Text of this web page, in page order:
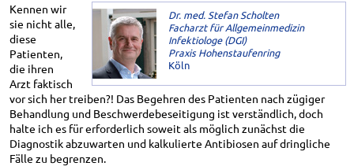
Dr. med. Stefan Scholten
Facharzt für Allgemeinmedizin
Infektiologe (DGI)
Praxis Hohenstaufenring
Köln
Kennen wir
sie nicht alle,
diese
Patienten,
die ihren
Arzt faktisch
vor sich her treiben?! Das Begehren des Patienten nach zügiger
Behandlung und Beschwerdebeseitigung ist verständlich, doch
halte ich es für erforderlich soweit als möglich zunächst die
Diagnostik abzuwarten und kalkulierte Antibiosen auf dringliche
Fälle zu begrenzen.